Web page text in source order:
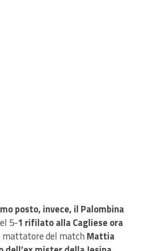
posto, invece, il Palombina
5-1 rifilato alla Cagliese ora
mattatore del match Mattia